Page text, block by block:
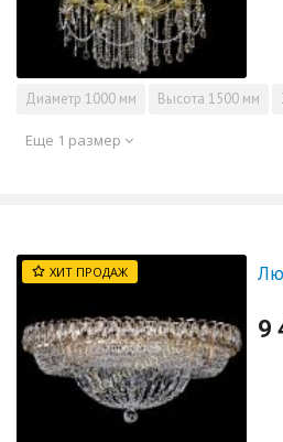
Диаметр 1000 мм Высота 1500 мм
Еще 1 размер
ХИТ ПРОДАЖ
9